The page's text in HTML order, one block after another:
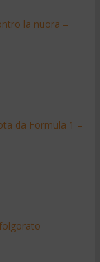
la nuora –
da Formula 1 –
–